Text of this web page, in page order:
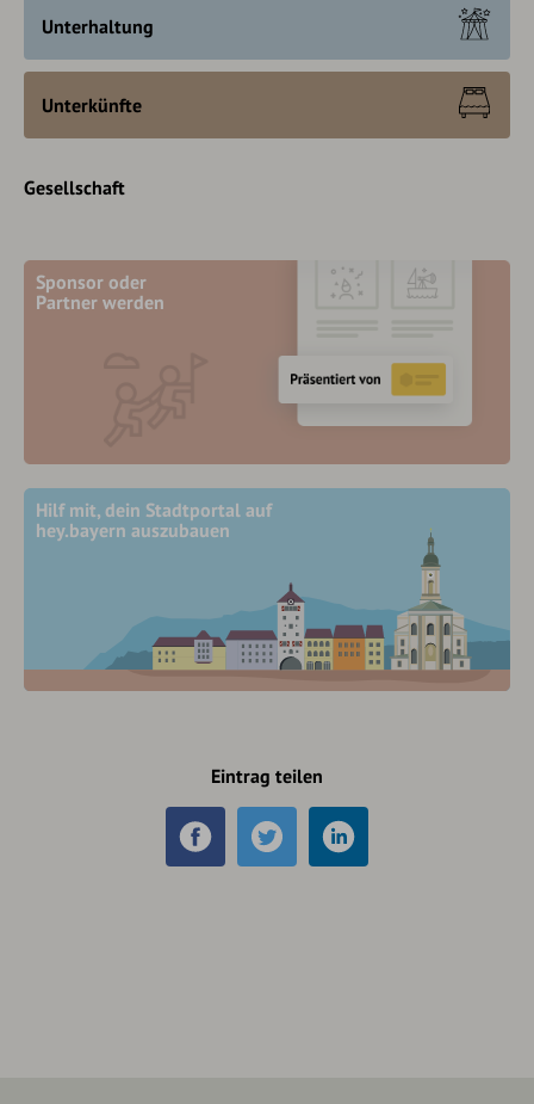
Unterhaltung
Unterkünfte
Gesellschaft
Sponsor oder
Partner werden
Hilf mit, dein Stadtportal auf
hey.bayern auszubauen
Eintrag teilen